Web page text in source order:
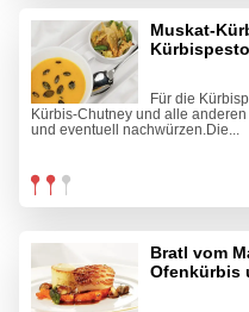
Muskat-
Für die
Kürbis-Chutney und alle
und eventuell nachwürzen.Die...
Bratl vom
Ofenkürbis